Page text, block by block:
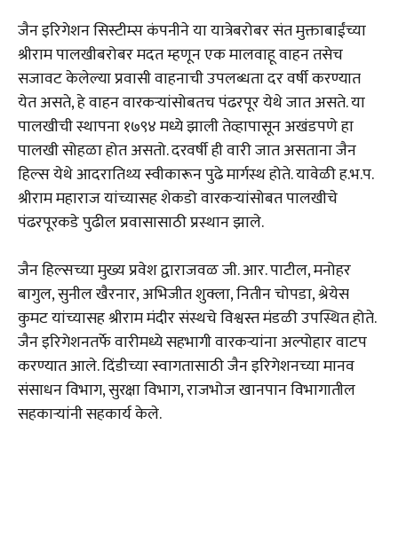
जैन इरिगेशन सिस्टीम्स कंपनीने या यात्रेबरोबर संत मुक्ताबाईंच्या
श्रीराम पालखीबरोबर मदत म्हणून एक मालवाहू वाहन तसेच
सजावट केलेल्या प्रवासी वाहनाची उपलब्धता दर वर्षी करण्यात
येत असते, हे वाहन वारकऱ्यांसोबतच पंढरपूर येथे जात असते. या
पालखीची स्थापना १७९४ मध्ये झाली तेव्हापासून अखंडपणे हा
पालखी सोहळा होत असतो. दरवर्षी ही वारी जात असताना जैन
हिल्स येथे आदरातिथ्य स्वीकारून पुढे मार्गस्थ होते. यावेळी ह.भ.प.
श्रीराम महाराज यांच्यासह शेकडो वारकऱ्यांसोबत पालखीचे
पंढरपूरकडे पुढील प्रवासासाठी प्रस्थान झाले.
जैन हिल्सच्या मुख्य प्रवेश द्वाराजवळ जी. आर. पाटील, मनोहर
बागुल, सुनील खैरनार, अभिजीत शुक्ला, नितीन चोपडा, श्रेयेस
कुमट यांच्यासह श्रीराम मंदीर संस्थचे विश्वस्त मंडळी उपस्थित होते.
जैन इरिगेशनतर्फे वारीमध्ये सहभागी वारकऱ्यांना अल्पोहार वाटप
करण्यात आले. दिंडीच्या स्वागतासाठी जैन इरिगेशनच्या मानव
संसाधन विभाग, सुरक्षा विभाग, राजभोज खानपान विभागातील
सहकाऱ्यांनी सहकार्य केले.